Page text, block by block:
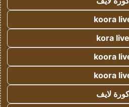
koora
kora live
koora
koora
كورة لايف